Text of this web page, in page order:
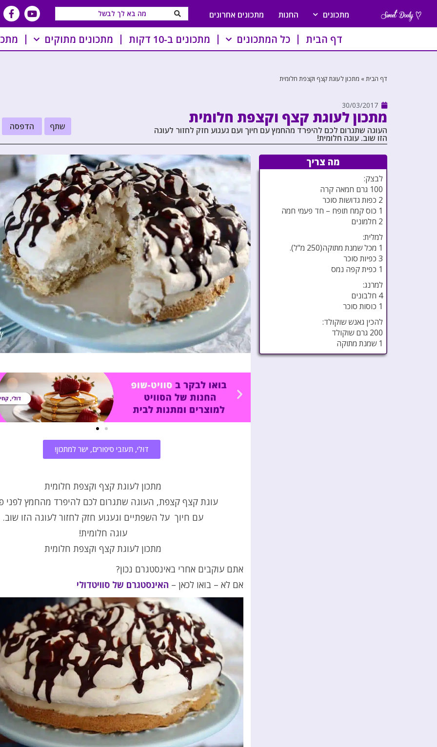
מתכונים החנות מתכונים אחרונים
דף הבית כל המתכונים מתכונים ב-10 דקות מתכונים מתוקים
דף הבית» מתכון לעוגת קצף וקצפת חלומית
30/03/2017
מתכון לעוגת קצף וקצפת חלומית
העוגה שתגרום לכם להיפרד מהחמץ עם חיוך ועם געגוע חזק לחזור לעוגה
הזו שוב. עוגה חלומית!
שתף הדפסה
מה צריך
לבצק:
100 גרם חמאה קרה
2 כפות גדושות סוכר
1 כוס קמח תופח – חד פעמי חמה
2 חלמונים
למלית:
1 מכל שמנת מתוקה(250 מ"ל).
3 כפיות סוכר
1 כפית קפה נמס
למרנג:
4 חלבונים
1 כוסות סוכר
להכין גאנש שוקולד:
200 גרם שוקולד
1 שמנת מתוקה
דוּלי, תעזבי סיפורים, ישר למתכון!
מתכון לעוגת קצף וקצפת חלומית
עוגת קצף קצפת, העוגה שתגרום לכם להיפרד מהחמץ לפני
עם חיוך על השפתיים וגעגוע חזק לחזור לעוגה הזו שוב.
עוגה חלומית!
מתכון לעוגת קצף וקצפת חלומית
אתם עוקבים אחרי באינסטגרם נכון?
אם לא – בואו לכאן – האינסטגרם של סוויטדולי